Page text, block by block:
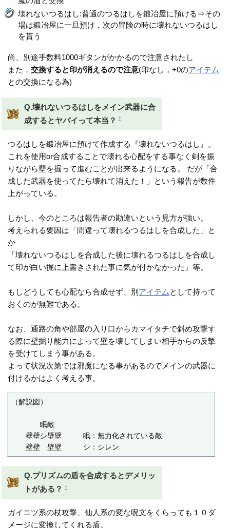
壊れないつるはし:普通のつるはしを鍛冶屋に預ける⇒その
場は鍛冶屋に一旦預け，次の冒険の時に壊れないつるはし
を貰う
尚、別途手数料1000ギタンがかかるので注意されたし
また，交換すると印が消えるので注意(印なし，+0のアイテム
との交換になる為)
Q.壊れないつるはしをメイン武器に合
成するとヤバイって本当？
†
つるはしを鍛冶屋に預けて作成する『壊れないつるはし』。
これを使用or合成することで壊れる心配をする事なく剣を振
りながら壁を掘って進むことが出来るようになる。 だが「合
成した武器を使ってたら壊れて消えた！」という報告が数件
上がっている。
しかし、今のところは報告者の勘違いという見方が強い。
考えられる要因は「間違って壊れるつるはしを合成した」と
か
「壊れないつるはしを合成した後に壊れるつるはしを合成し
て印が白い掘に上書きされた事に気が付かなかった」等。
もしどうしても心配なら合成せず、別 アイテム として持って
おくのが無難である。
なお、通路の角や部屋の入り口からカマイタチで斜め攻撃す
る際に壁掘り能力によって壁を壊してしまい相手からの反撃
を受けてしまう事がある。
よって状況次第では邪魔になる事があるのでメインの武器に
付けるかはよく考える事。
（解説図）
眠敵
壁壁シ壁壁　　　眠：無力化されている敵
壁壁　壁壁　　　シ：シレン
Q.プリズムの盾を合成するとデメリッ
トがある？
†
ガイコツ系の杖攻撃、仙人系の変な呪文をくらっても１０ダ
メージに変換してくれる盾。